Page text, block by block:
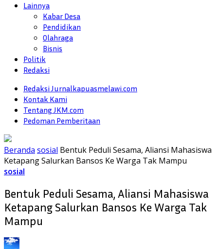
Lainnya
Kabar Desa
Pendidikan
Olahraga
Bisnis
Politik
Redaksi
Redaksi Jurnalkapuasmelawi.com
Kontak Kami
Tentang JKM.com
Pedoman Pemberitaan
Beranda sosial Bentuk Peduli Sesama, Aliansi Mahasiswa
Ketapang Salurkan Bansos Ke Warga Tak Mampu
sosial
Bentuk Peduli Sesama, Aliansi Mahasiswa
Ketapang Salurkan Bansos Ke Warga Tak
Mampu